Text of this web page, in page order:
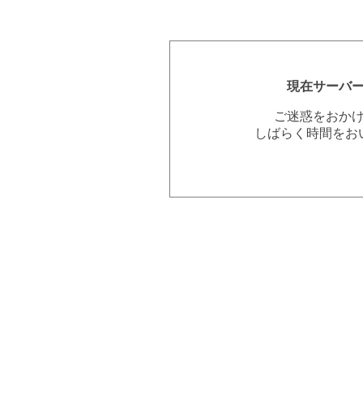
現在サーバ
ご迷惑をおか
しばらく時間を